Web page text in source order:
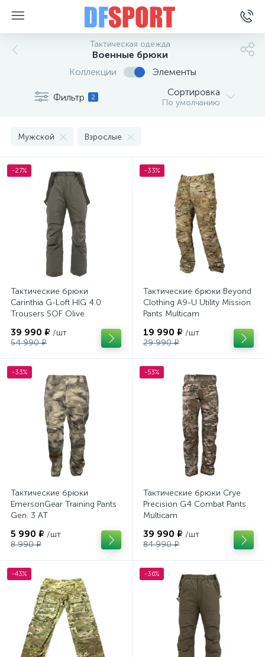
Тактическая одежда
Военные брюки
Коллекции
Элементы
Фильтр 2 Сортировка
По умолчанию
Мужской Взрослые
-27%
Тактические брюки
Carinthia G-Loft HIG 4.0
Trousers SOF Olive
39 990 ₽ /шт
54 990 ₽
-33%
Тактические брюки Beyond
Clothing A9-U Utility Mission
Pants Multicam
19 990 ₽ /шт
29 990 ₽
-33%
Тактические брюки
EmersonGear Training Pants
Gen. 3 AT
5 990 ₽ /шт
8 990 ₽
-53%
Тактические брюки Crye
Precision G4 Combat Pants
Multicam
39 990 ₽ /шт
84 990 ₽
-43% -36%